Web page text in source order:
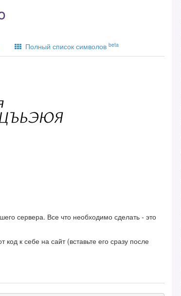
Полный список символов beta
сервера. Все что необходимо сделать - это
к себе на сайт (вставьте его сразу после